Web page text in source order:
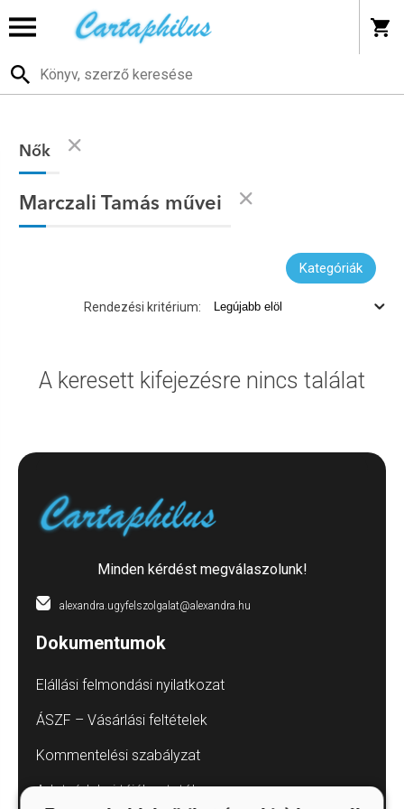
Nők
Marczali Tamás művei
Kategóriák
Rendezési kritérium:
A keresett kifejezésre nincs találat
Minden kérdést megválaszolunk!
alexandra.ugyfelszolgalat@alexandra.hu
Dokumentumok
Elállási felmondási nyilatkozat
ÁSZF – Vásárlási feltételek
Kommentelési szabályzat
Adatvédelmi tájékoztatók